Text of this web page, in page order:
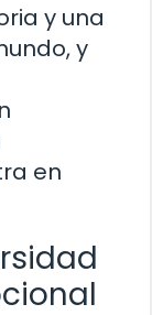
y una
y
en